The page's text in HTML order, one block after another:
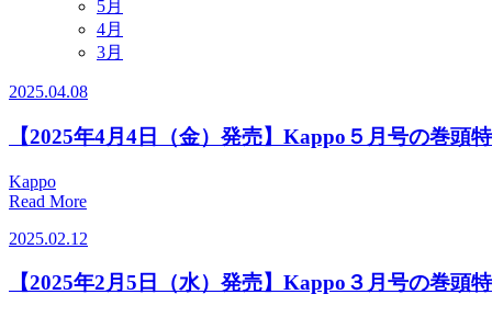
5月
4月
3月
2025.04.08
【2025年4月4日（金）発売】Kappo５月号の巻頭
Kappo
Read More
2025.02.12
【2025年2月5日（水）発売】Kappo３月号の巻頭